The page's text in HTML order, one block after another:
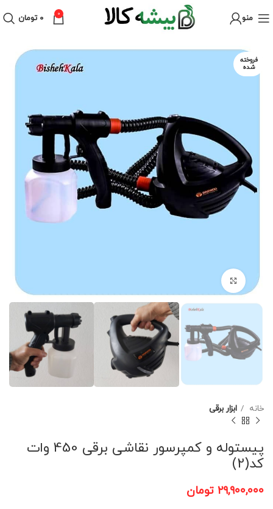
منو 0 ۰ تومان
فروخته
شده
خانه ابزار برقی
پیستوله و کمپرسور نقاشی برقی 450 وات
کد(2)
۲۹,۹۰۰,۰۰۰ تومان